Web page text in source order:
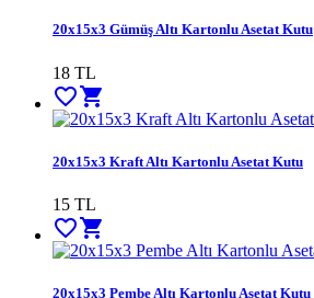
20x15x3 Gümüş Altı Kartonlu Asetat Kutu
18 TL
favorite_bordershopping_cart
20x15x3 Kraft Altı Kartonlu Asetat Kutu
15 TL
favorite_bordershopping_cart
20x15x3 Pembe Altı Kartonlu Asetat Kutu